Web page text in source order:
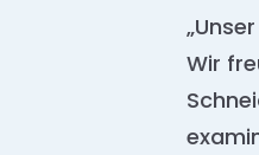
Wir